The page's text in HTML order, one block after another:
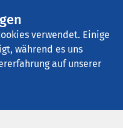
verwendet. Einige
während es uns
auf unserer